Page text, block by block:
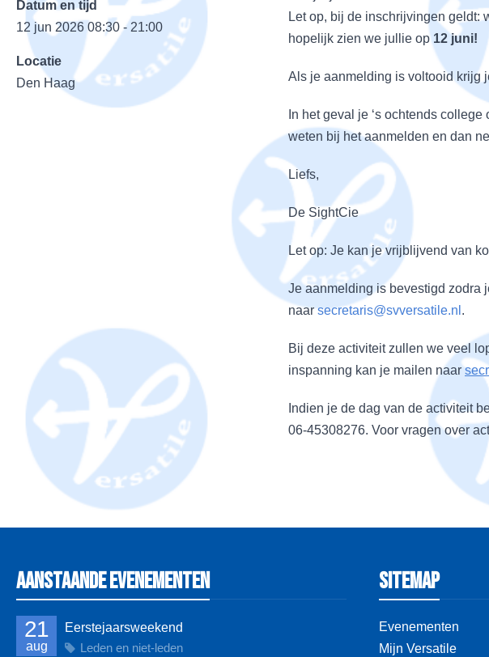
Datum en tijd
12 jun 2026 08:30 - 21:00
Locatie
Den Haag
Let op, bij de inschrijvingen geldt:
hopelijk zien we jullie op 12 juni!
Als je aanmelding is voltooid krijg
In het geval je ‘s ochtends
weten bij het aanmelden en dan
Liefs,
De SightCie
Let op: Je kan je vrijblijvend van
Je aanmelding is bevestigd zodra
naarsecretaris@svversatile.nl .
Bij deze activiteit zullen we veel
inspanning kan je mailen naar
Indien je de dag van de activiteit
06-45308276. Voor vragen over
Aanstaande evenementen
21
aug
Eerstejaarsweekend
Leden en niet-leden
Sitemap
Evenementen
Mijn Versatile